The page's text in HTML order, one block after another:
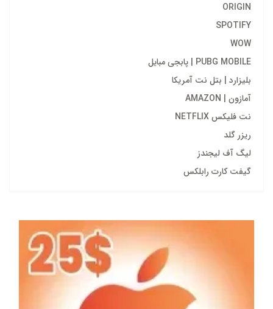
ORIGIN
SPOTIFY
WOW
PUBG MOBILE | پابجی مبایل
بلیزارد | بتل نت آمریکا
آمازون | AMAZON
نت فلیکس NETFLIX
ریزر گلد
لیگ آف لیجندز
گیفت کارت رابلکس